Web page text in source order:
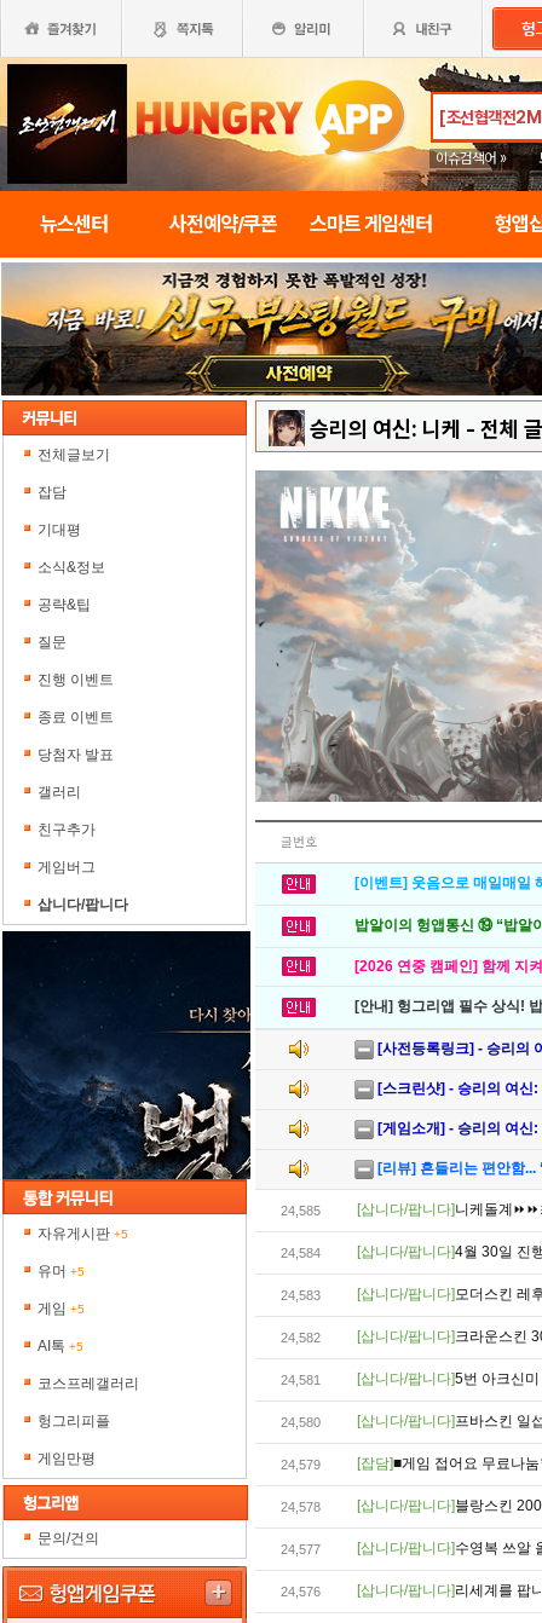
이슈검색어 »
뉴스센터 사전예약/쿠폰 스마트 게임센터 헝앱
전체글보기
잡담
기대평
소식&정보
공략&팁
질문
진행 이벤트
종료 이벤트
당첨자 발표
갤러리
친구추가
게임버그
삽니다/팝니다
자유게시판 +5
유머 +5
게임 +5
AI톡 +5
코스프레갤러리
헝그리피플
게임만평
문의/건의
승리의 여신: 니케 - 전체
글번호
[이벤트] 웃음으로 매일매일
밥알이의 헝앱통신 ⑲ “밥알
[2026 연중 캠페인] 함께 지
[안내] 헝그리앱 필수 상식!
[사전등록링크] - 승리의
[스크린샷] - 승리의 여신:
[게임소개] - 승리의 여신:
[리뷰] 흔들리는 편안함...
24,585 [삽니다/팝니다]니케돌계
24,584 [삽니다/팝니다]4월 30일 진
24,583 [삽니다/팝니다]모더스킨 레
24,582 [삽니다/팝니다]크라운스킨
24,581 [삽니다/팝니다]5번 아크신
24,580 [삽니다/팝니다]프바스킨 일
24,579 [잡담]■게임 접어요 무료나
24,578 [삽니다/팝니다]블랑스킨
24,577 [삽니다/팝니다]수영복 쓰알
24,576 [삽니다/팝니다]리세계를 팝